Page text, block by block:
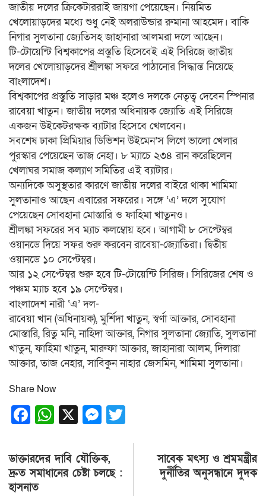
জাতীয় দলের ক্রিকেটাররাই জায়গা পেয়েছেন। নিয়মিত
খেলোয়াড়দের মধ্যে শুধু নেই অলরাউন্ডার রুমানা আহমেদ। বাকি
নিগার সুলতানা জ্যেতিসহ জাহানারা আলমরা দলে আছেন।
টি-টোয়েন্টি বিশ্বকাপের প্রস্তুতি হিসেবেই এই সিরিজে জাতীয়
দলের খেলোয়াড়দের শ্রীলঙ্কা সফরে পাঠানোর সিদ্ধান্ত নিয়েছে
বাংলাদেশ।
বিশ্বকাপের প্রস্তুতি সাড়ার মঞ্চ হলেও দলকে নেতৃত্ব দেবেন স্পিনার
রাবেয়া খাতুন। জাতীয় দলের অধিনায়ক জ্যোতি এই সিরিজে
একজন উইকেটরক্ষক ব্যাটার হিসেবে খেলবেন।
সবশেষ ঢাকা প্রিমিয়ার ডিভিশন উইমেন’স লিগে ভালো খেলার
পুরস্কার পেয়েছেন তাজ নেহা। ৮ ম্যাচে ২৩৪ রান করেছিলেন
খেলাঘর সমাজ কল্যাণ সমিতির এই ব্যাটার।
অন্যদিকে অসুস্থতার কারণে জাতীয় দলের বাইরে থাকা শামিমা
সুলতানাও আছেন এবারের সফরের। সঙ্গে ‘এ’ দলে সুযোগ
পেয়েছেন সোবহানা মোস্তারি ও ফাহিমা খাতুনও।
শ্রীলঙ্কা সফরের সব ম্যাচ কলম্বোয় হবে। আগামী ৮ সেপ্টেম্বর
ওয়ানডে দিয়ে সফর শুরু করবেন রাবেয়া-জ্যোতিরা। দ্বিতীয়
ওয়ানডে ১০ সেপ্টেম্বর।
আর ১২ সেপ্টেম্বর শুরু হবে টি-টোয়েন্টি সিরিজ। সিরিজের শেষ ও
পঞ্চম ম্যাচ হবে ১৯ সেপ্টেম্বর।
বাংলাদেশ নারী ‘এ’ দল-
রাবেয়া খান (অধিনায়ক), মুর্শিদা খাতুন, স্বর্ণা আক্তার, সোবহানা
মোস্তারি, রিতু মনি, নাহিদা আক্তার, নিগার সুলতানা জ্যোতি, সুলতানা
খাতুন, ফাহিমা খাতুন, মারুফা আক্তার, জাহানারা আলম, দিলারা
আক্তার, তাজ নেহার, সাবিকুন নাহার জেসমিন, শামিমা সুলতানা।
Share Now
Facebook
WhatsApp
X Messenger
Post
navigation
ডাক্তারদের দাবি যৌক্তিক,
দ্রুত সমাধানের চেষ্টা চলছে :
হাসনাত
সাবেক মৎস্য ও শ্রমমন্ত্রীর
দুর্নীতির অনুসন্ধানে দুদক